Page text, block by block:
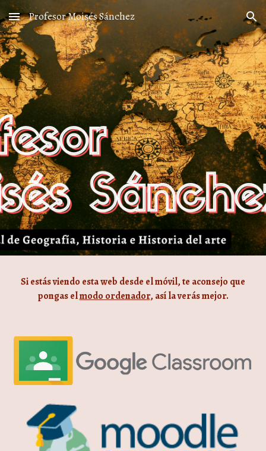
Skip to main content Skip to navigation
Profesor Moisés Sánchez
Si estás viendo esta web desde el móvil, te aconsejo que
pongas elmodo ordenador, así la verás mejor.